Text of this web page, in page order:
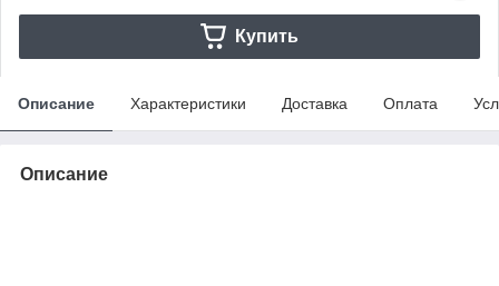
Купить
Описание Характеристики Доставка Оплата
Описание